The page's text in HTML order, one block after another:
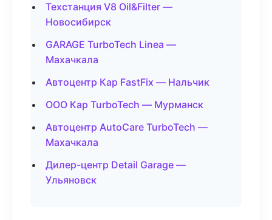
Техстанция V8 Oil&Filter —
Новосибирск
GARAGE TurboTech Linea —
Махачкала
Автоцентр Кар FastFix — Нальчик
ООО Кар TurboTech — Мурманск
Автоцентр AutoCare TurboTech —
Махачкала
Дилер-центр Detail Garage —
Ульяновск